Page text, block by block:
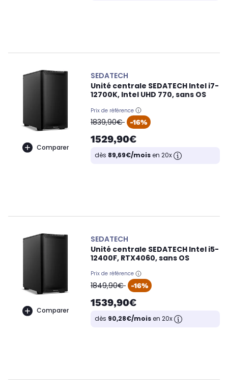
Comparer
SEDATECH
Unité centrale SEDATECH Intel i7-
12700K, Intel UHD 770, sans OS
Prix de référence
oldPrice
1839,90€ -16%
1529,90€
dès 89,69€/moisen 20x
Comparer
SEDATECH
Unité centrale SEDATECH Intel i5-
12400F, RTX4060, sans OS
Prix de référence
oldPrice
1849,90€ -16%
1539,90€
dès 90,28€/moisen 20x